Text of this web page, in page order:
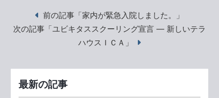
前の記事「家内が緊急入院しました。」
次の記事「ユビキタススクーリング宣言 ― 新しいテラ
ハウスＩＣＡ」
最新の記事